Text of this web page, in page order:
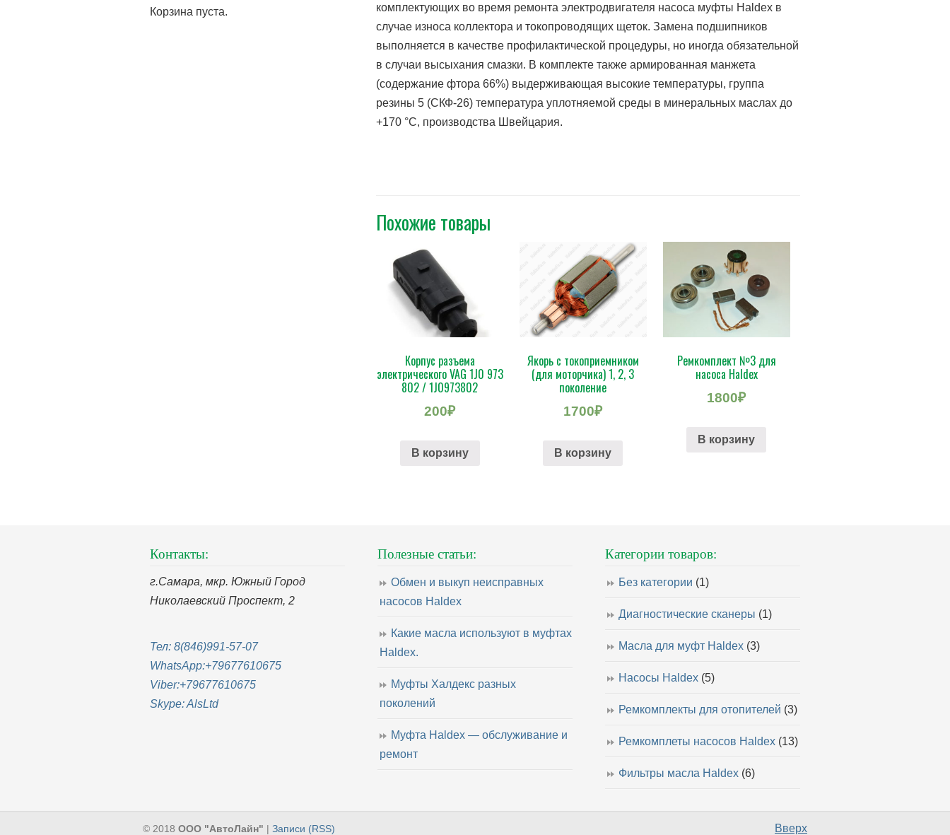
комплектующих во время ремонта электродвигателя насоса муфты Haldex в
случае износа коллектора и токопроводящих щеток. Замена подшипников
выполняется в качестве профилактической процедуры, но иногда обязательной
в случаи высыхания смазки. В комплекте также армированная манжета
(содержание фтора 66%) выдерживающая высокие температуры, группа
резины 5 (СКФ-26) температура уплотняемой среды в минеральных маслах до
+170 °C, производства Швейцария.
Похожие товары
Корпус разъема
электрического VAG 1J0 973
802 / 1J0973802
200₽
В корзину
Якорь с токоприемником
(для моторчика) 1, 2, 3
поколение
1700₽
В корзину
Ремкомплект №3 для
насоса Haldex
1800₽
В корзину
Корзина пуста.
Контакты:
г.Самара, мкр. Южный Город
Николаевский Проспект, 2
Тел: 8(846)991-57-07
WhatsApp:+79677610675
Viber:+79677610675
Skype:AlsLtd
Полезные статьи:
Обмен и выкуп неисправных
насосов Haldex
Какие масла используют в муфтах
Haldex.
Муфты Халдекс разных
поколений
Муфта Haldex — обслуживание и
ремонт
Категории товаров:
Без категории (1)
Диагностические сканеры (1)
Масла для муфт Haldex (3)
Насосы Haldex (5)
Ремкомплекты для отопителей (3)
Ремкомплеты насосов Haldex (13)
Фильтры масла Haldex (6)
© 2018 ООО "АвтоЛайн" | Записи (RSS) Вверх